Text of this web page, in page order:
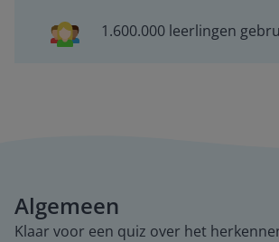
1.600.000 leerlingen
Algemeen
Klaar voor een quiz over het